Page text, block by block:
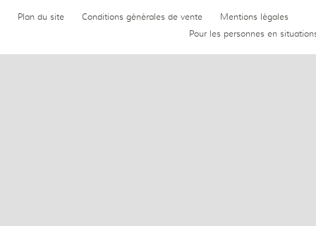
Plan du site Conditions générales de vente
Mentions légales
Pour les personnes en